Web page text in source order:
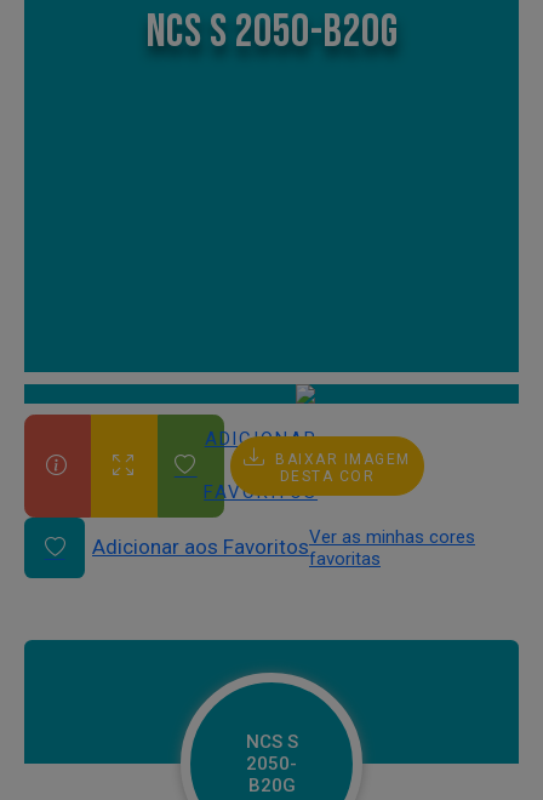
NCS S 2050-B20G
ADICIONAR
AOS
FAVORITOS
BAIXAR IMAGEM
DESTA COR
Adicionar aos FavoritosVer as minhas cores
favoritas
NCS S
2050-
B20G